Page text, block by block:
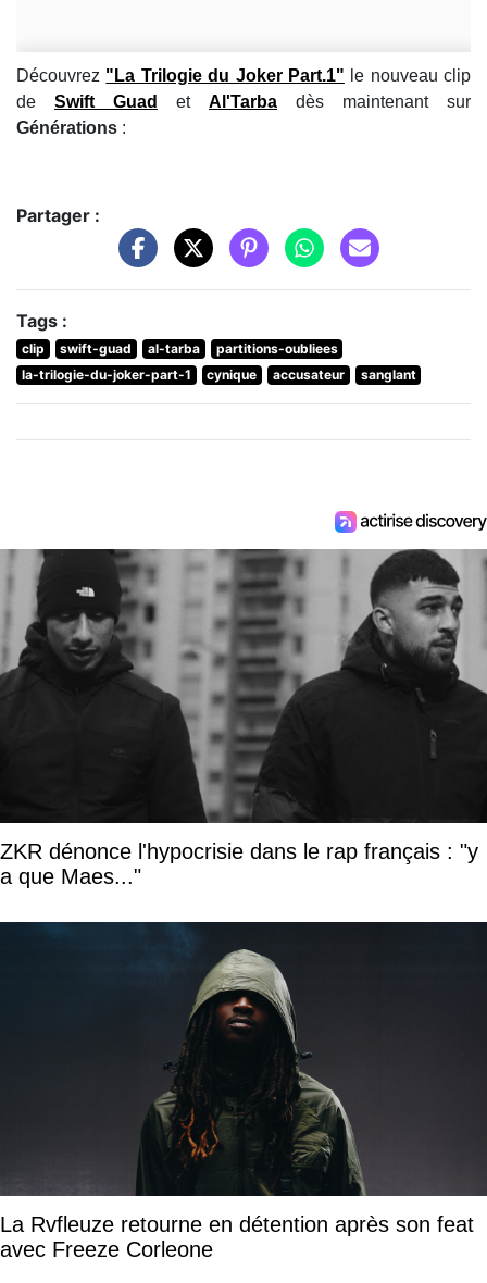
Découvrez "La Trilogie du Joker Part.1" le nouveau clip
de Swift Guad et Al'Tarba
dès maintenant sur
Générations :
Partager :
Tags :
clip swift-guad al-tarba
partitions-oubliees
la-trilogie-du-joker-part-1
cynique accusateur sanglant
ZKR dénonce l'hypocrisie dans le rap français : "y
a que Maes..."
La Rvfleuze retourne en détention après son feat
avec Freeze Corleone